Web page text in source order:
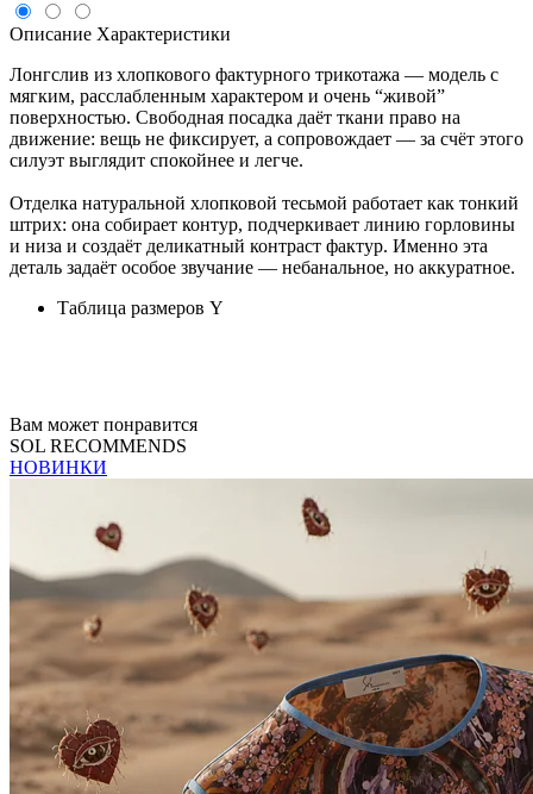
Описание Характеристики
Лонгслив из хлопкового фактурного трикотажа — модель с
мягким, расслабленным характером и очень “живой”
поверхностью. Свободная посадка даёт ткани право на
движение: вещь не фиксирует, а сопровождает — за счёт этого
силуэт выглядит спокойнее и легче.
Отделка натуральной хлопковой тесьмой работает как тонкий
штрих: она собирает контур, подчеркивает линию горловины
и низа и создаёт деликатный контраст фактур. Именно эта
деталь задаёт особое звучание — небанальное, но аккуратное.
Таблица размеров Y
Вам может понравится
SOL RECOMMENDS
НОВИНКИ